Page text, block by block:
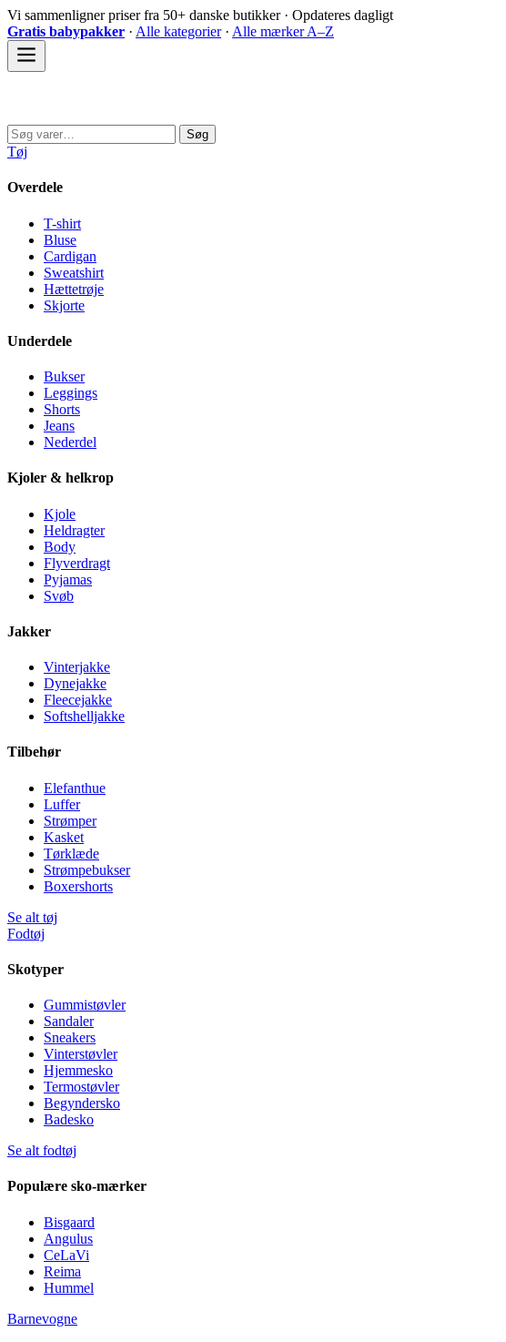
Spring
til
indhold
Vi sammenligner priser fra 50+ danske butikker · Opdateres dagligt
Gratis babypakker · Alle kategorier· Alle mærker A–Z
Søg
efter:
Søg
Tøj
Overdele
T-shirt
Bluse
Cardigan
Sweatshirt
Hættetrøje
Skjorte
Underdele
Bukser
Leggings
Shorts
Jeans
Nederdel
Kjoler & helkrop
Kjole
Heldragter
Body
Flyverdragt
Pyjamas
Svøb
Jakker
Vinterjakke
Dynejakke
Fleecejakke
Softshelljakke
Tilbehør
Elefanthue
Luffer
Strømper
Kasket
Tørklæde
Strømpebukser
Boxershorts
Se alt tøj
Fodtøj
Skotyper
Gummistøvler
Sandaler
Sneakers
Vinterstøvler
Hjemmesko
Termostøvler
Begyndersko
Badesko
Se alt fodtøj
Populære sko-mærker
Bisgaard
Angulus
CeLaVi
Reima
Hummel
Barnevogne